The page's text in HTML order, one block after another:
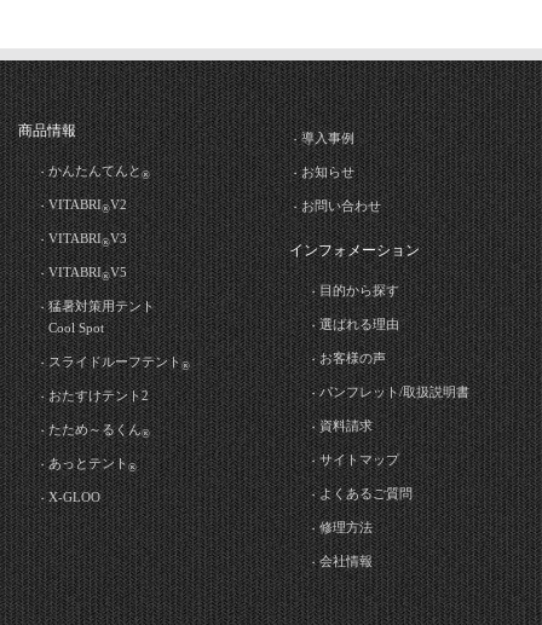
商品情報
かんたんてんと®
VITABRI®V2
VITABRI®V3
VITABRI®V5
猛暑対策用テント
Cool Spot
スライドルーフテント®
おたすけテント2
たため～るくん®
あっとテント®
X-GLOO
導入事例
お知らせ
お問い合わせ
インフォメーション
目的から探す
選ばれる理由
お客様の声
パンフレット/取扱説明書
資料請求
サイトマップ
よくあるご質問
修理方法
会社情報